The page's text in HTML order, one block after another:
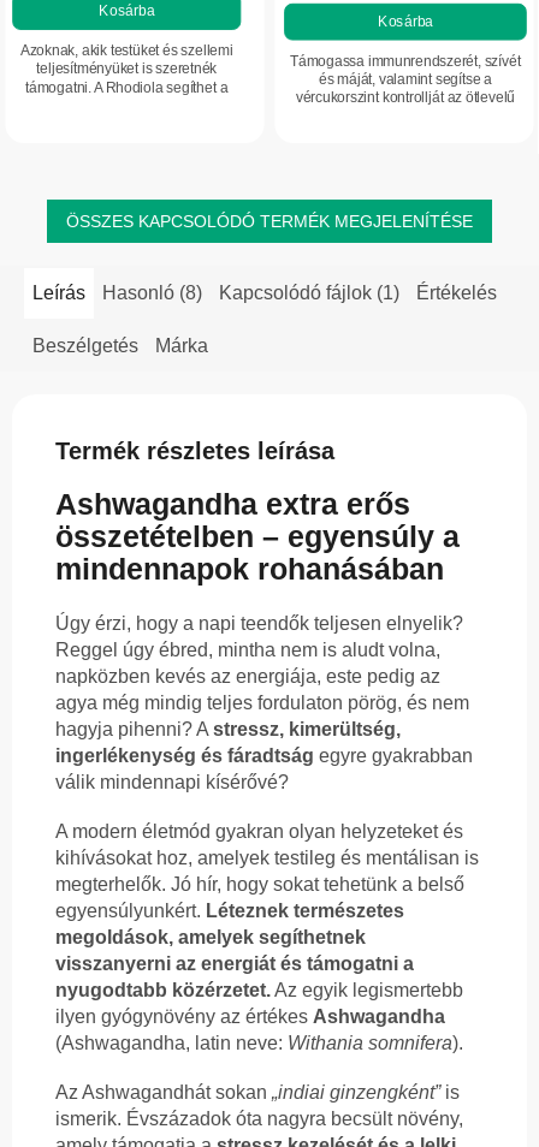
Kosárba
Azoknak, akik testüket és szellemi
teljesítményüket is szeretnék
támogatni. A Rhodiola segíthet a
Kosárba
Támogassa immunrendszerét, szívét
és máját, valamint segítse a
vércukorszint kontrollját az ötlevelű
ÖSSZES KAPCSOLÓDÓ TERMÉK MEGJELENÍTÉSE
Leírás Hasonló (8) Kapcsolódó fájlok (1) Értékelés
Beszélgetés Márka
Termék részletes leírása
Ashwagandha extra erős
összetételben – egyensúly a
mindennapok rohanásában
Úgy érzi, hogy a napi teendők teljesen elnyelik?
Reggel úgy ébred, mintha nem is aludt volna,
napközben kevés az energiája, este pedig az
agya még mindig teljes fordulaton pörög, és nem
hagyja pihenni? A stressz, kimerültség,
ingerlékenység és fáradtság egyre gyakrabban
válik mindennapi kísérővé?
A modern életmód gyakran olyan helyzeteket és
kihívásokat hoz, amelyek testileg és mentálisan is
megterhelők. Jó hír, hogy sokat tehetünk a belső
egyensúlyunkért. Léteznek természetes
megoldások, amelyek segíthetnek
visszanyerni az energiát és támogatni a
nyugodtabb közérzetet.Az egyik legismertebb
ilyen gyógynövény az értékes Ashwagandha
(Ashwagandha, latin neve: Withania somnifera).
Az Ashwagandhát sokan „indiai ginzengként”is
ismerik. Évszázadok óta nagyra becsült növény,